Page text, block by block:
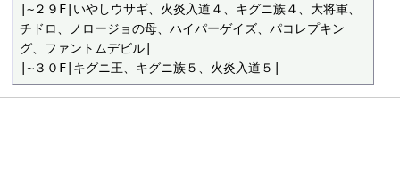
|~２９F|いやしウサギ、火炎入道４、キグニ族４、大将軍、
チドロ、ノロージョの母、ハイパーゲイズ、パコレプキン
グ、ファントムデビル|